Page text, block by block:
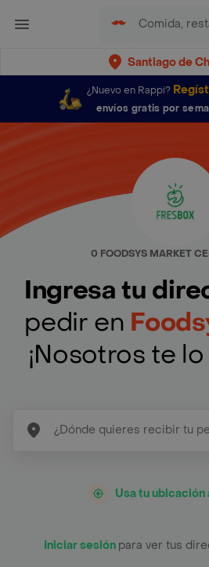
Santiago de
¿Nuevo en Rappi?
envíos gratis por
0 FOODSYS MARKET
Ingresa tu
pedir en
¡Nosotros te
Usa tu ubicación
Iniciar sesión para ver tus